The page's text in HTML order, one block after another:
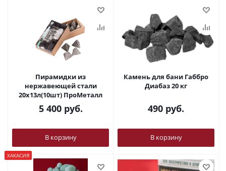
Пирамидки из
нержавеющей стали
20х13л(10шт) ПроМеталл
5 400руб.
В корзину
Камень для бани Габбро
Диабаз 20 кг
490 руб.
В корзину
ХАКАСИЯ